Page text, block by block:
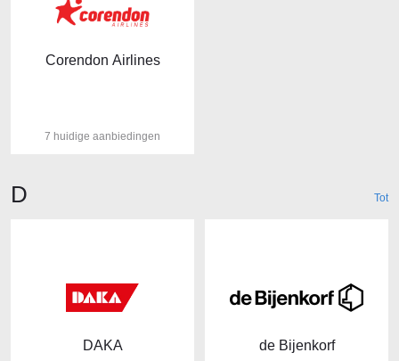
Corendon Airlines
7 huidige aanbiedingen
Winkels beginnende met de letter
D Tot
DAKA de Bijenkorf